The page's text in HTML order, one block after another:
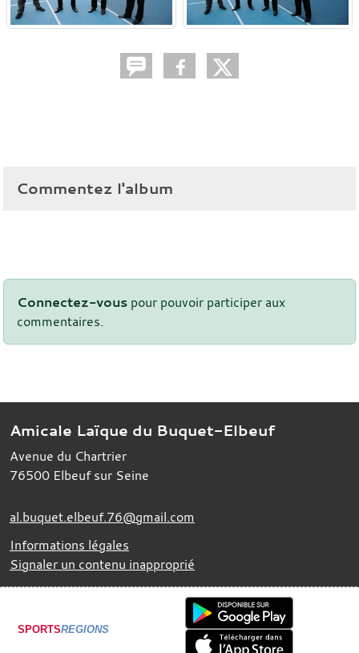
Commentez l'album
Connectez-vous pour pouvoir participer aux
commentaires.
Amicale Laïque du Buquet-Elbeuf
Avenue du Chartrier
76500 Elbeuf sur Seine
al.buquet.elbeuf.76@gmail.com
Informations légales
Signaler un contenu inapproprié
SPORTSREGIONS